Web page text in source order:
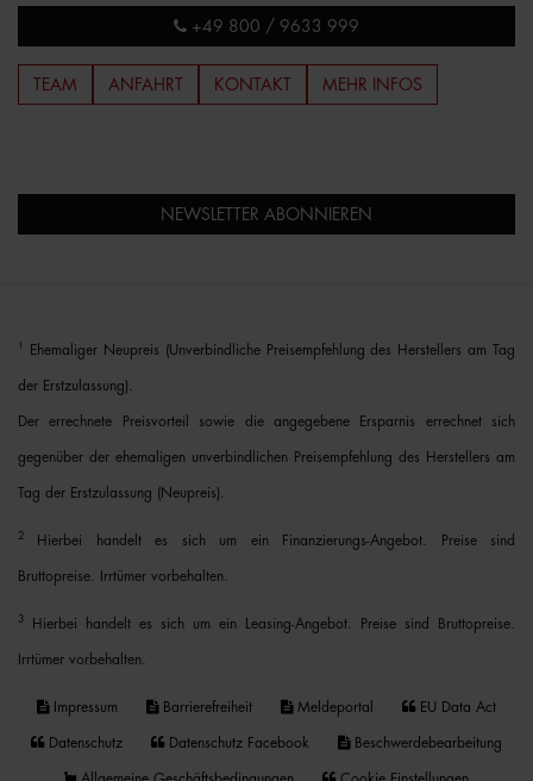
+49 800 / 9633 999
TEAM ANFAHRT KONTAKT MEHR INFOS
NEWSLETTER ABONNIEREN
Ehemaliger Neupreis (Unverbindliche Preisempfehlung des Herstellers am Tag
der Erstzulassung).
Der errechnete Preisvorteil sowie die angegebene Ersparnis errechnet sich
gegenüber der ehemaligen unverbindlichen Preisempfehlung des Herstellers am
Tag der Erstzulassung (Neupreis).
2 Hierbei handelt es sich um ein Finanzierungs-Angebot. Preise sind
Bruttopreise. Irrtümer vorbehalten.
3 Hierbei handelt es sich um ein Leasing-Angebot. Preise sind Bruttopreise.
Irrtümer vorbehalten.
Impressum Barrierefreiheit Meldeportal EU Data Act
Datenschutz Datenschutz Facebook Beschwerdebearbeitung